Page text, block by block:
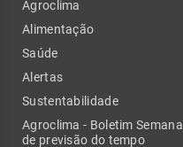
Agroclima
Alimentação
Saúde
Alertas
Sustentabilidade
Agroclima - Boletim Semanal
de previsão do tempo